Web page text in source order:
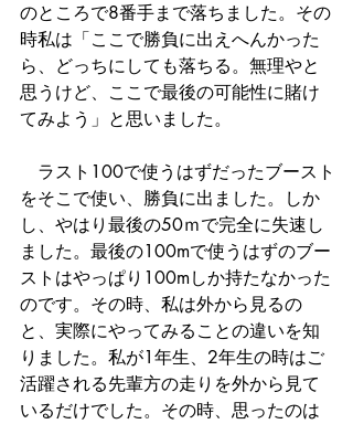
のところで8番手まで落ちました。その
時私は「ここで勝負に出えへんかった
ら、どっちにしても落ちる。無理やと
思うけど、ここで最後の可能性に賭け
てみよう」と思いました。
ラスト100で使うはずだったブースト
をそこで使い、勝負に出ました。しか
し、やはり最後の50ｍで完全に失速し
ました。最後の100mで使うはずのブー
ストはやっぱり100mしか持たなかった
のです。その時、私は外から見るの
と、実際にやってみることの違いを知
りました。私が1年生、2年生の時はご
活躍される先輩方の走りを外から見て
いるだけでした。その時、思ったのは